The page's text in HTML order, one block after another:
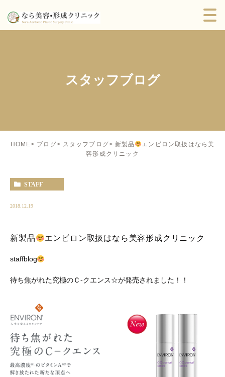
スタッフブログ
HOME ブログ スタッフブログ 新製品
エンビロン取扱はなら美
容形成クリニック
STAFF
2018.12.19
新製品 エンビロン取扱はなら美容形成クリニック
staffblog
待ち焦がれた究極のＣ-クエンス☆が発売されました！！